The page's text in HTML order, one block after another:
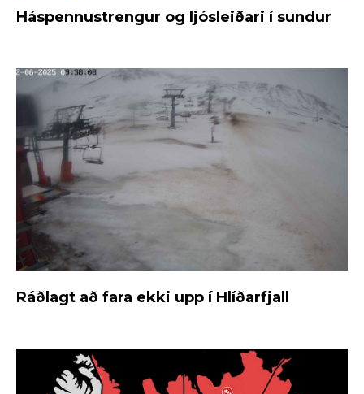
Háspennustrengur og ljósleiðari í sundur
Ráðlagt að fara ekki upp í Hlíðarfjall